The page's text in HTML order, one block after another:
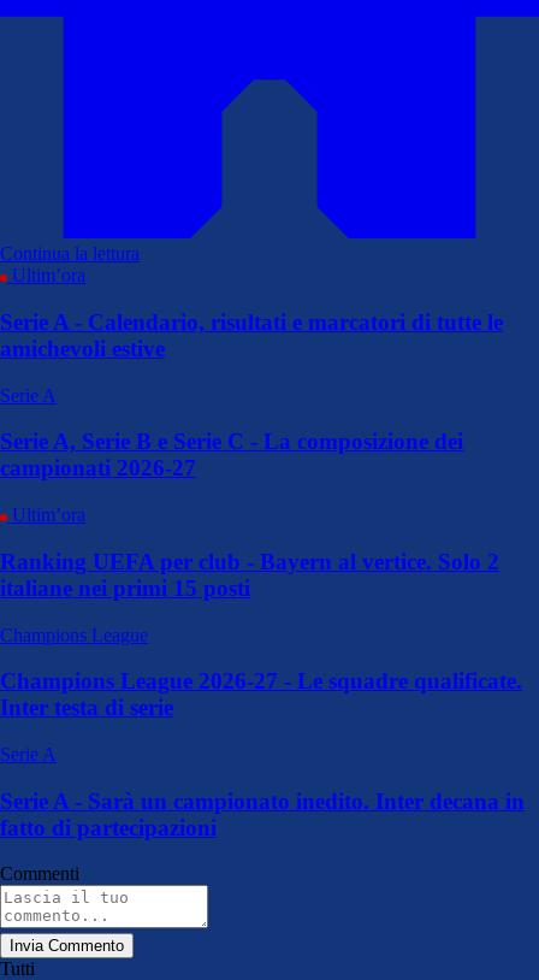
Continua la lettura
Ultim’ora
Serie A - Calendario, risultati e marcatori di tutte le
amichevoli estive
Serie A
Serie A, Serie B e Serie C - La composizione dei
campionati 2026-27
Ultim’ora
Ranking UEFA per club - Bayern al vertice. Solo 2
italiane nei primi 15 posti
Champions League
Champions League 2026-27 - Le squadre qualificate.
Inter testa di serie
Serie A
Serie A - Sarà un campionato inedito. Inter decana in
fatto di partecipazioni
Commenti
Invia Commento
Tutti